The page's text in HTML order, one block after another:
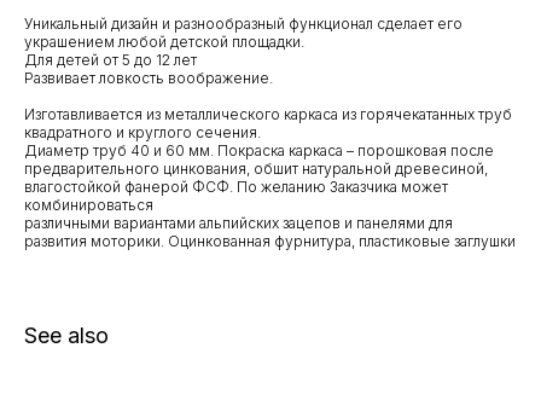
Уникальный дизайн и разнообразный функционал сделает его
украшением любой детской площадки.
Для детей от 5 до 12 лет
Развивает ловкость воображение.
Изготавливается из металлического каркаса из горячекатанных труб
квадратного и круглого сечения.
Диаметр труб 40 и 60 мм. Покраска каркаса – порошковая после
предварительного цинкования, обшит натуральной древесиной,
влагостойкой фанерой ФСФ. По желанию Заказчика может
комбинироваться
различными вариантами альпийских зацепов и панелями для
развития моторики. Оцинкованная фурнитура, пластиковые заглушки
See also